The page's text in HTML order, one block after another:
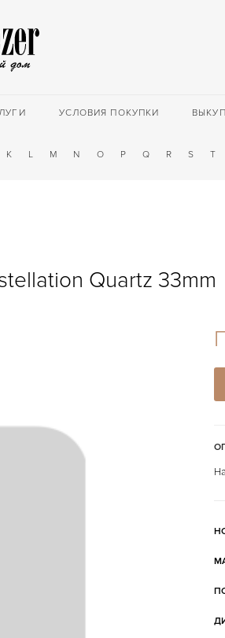
УСЛОВИЯ ПОКУПКИ ВЫКУП
K L M N O P Q R S T
Quartz 33mm